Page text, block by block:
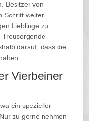
Besitzer von
Schritt weiter.
Lieblinge zu
Treusorgende
darauf, dass die
Vierbeiner
ein spezieller
zu gerne nehmen